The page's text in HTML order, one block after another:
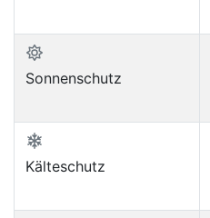
Sonnenschutz
Kälteschutz